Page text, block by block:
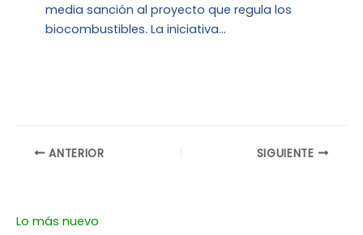
media sanción al proyecto que regula los
biocombustibles. La iniciativa…
ANTERIOR SIGUIENTE
Lo más nuevo